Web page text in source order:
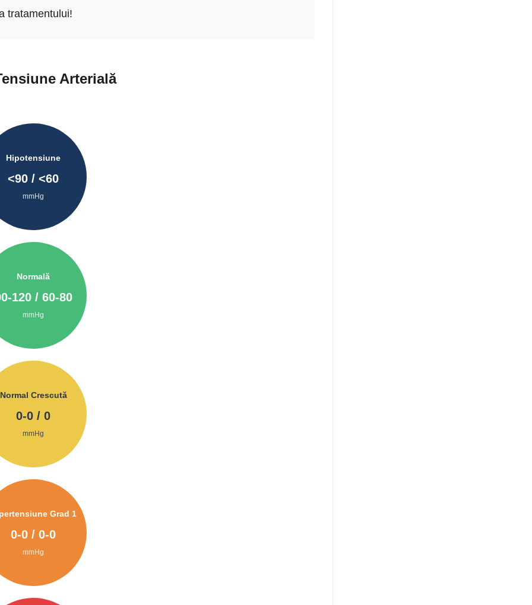
tratamentului!
Arterială
Hipotensiune
<90 / <60
mmHg
Normală
-120/ 60-80
mmHg
Normal Crescută
0-0 / 0
mmHg
Grad 1
0-0 / 0-0
mmHg